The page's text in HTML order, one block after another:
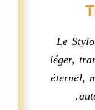
Le
léger,
éternel,